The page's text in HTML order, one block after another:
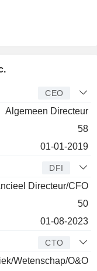
CEO
Algemeen Directeur
58
01-01-2019
DFI
Directeur/CFO
50
01-08-2023
CTO
Wetenschap/O&O